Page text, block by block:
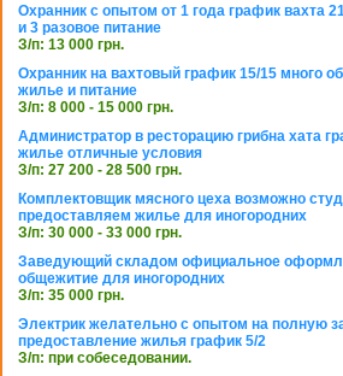
Охранник с опытом от 1 года график вахта
и 3 разовое питание
З/п: 13 000 грн.
Охранник на вахтовый график 15/15 много
жилье и питание
З/п: 8 000 - 15 000 грн.
Администратор в ресторацию грибна хата
жилье отличные условия
З/п: 27 200 - 28 500 грн.
Комплектовщик мясного цеха возможно
предоставляем жилье для иногородних
З/п: 30 000 - 33 000 грн.
Заведующий складом официальное
общежитие для иногородних
З/п: 35 000 грн.
Электрик желательно с опытом на полную
предоставление жилья график 5/2
З/п: при собеседовании.